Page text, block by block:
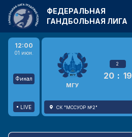
12:00
01 июн.
Финал
LIVE
МГУ
2
20 : 19
СК "МССУОР №2"
ФЕДЕРАЛЬНАЯ
ГАНДБОЛЬНАЯ ЛИГА